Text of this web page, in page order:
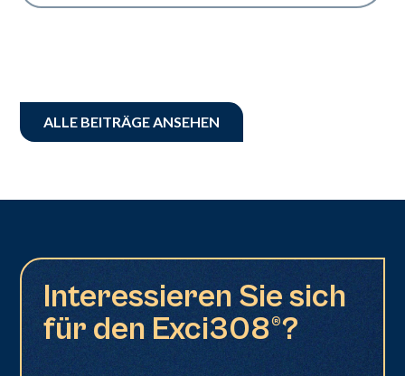
ALLE BEITRÄGE ANSEHEN
Interessieren Sie sich
für den Exci308®?